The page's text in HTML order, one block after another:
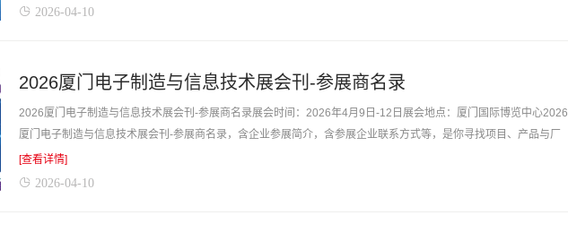
2026-04-10
2026厦门电子制造与信息技术展会刊-参展商名录
2026厦门电子制造与信息技术展会刊-参展商名录展会时间：2026年4月9日-12日展会地点：厦门国际博览中心2026
厦门电子制造与信息技术展会刊-参展商名录，含企业参展简介，含参展企业联系方式等，是你寻找项目、产品与厂
商货源的最佳帮手。不用再东奔西跑，你坐在...
[查看详情]
2026-04-10